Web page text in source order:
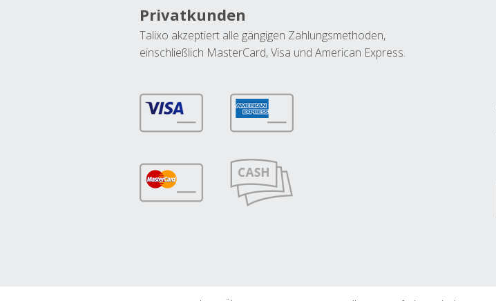
Privatkunden
Talixo akzeptiert alle gängigen Zahlungsmethoden,
einschließlich MasterCard, Visa und American Express.